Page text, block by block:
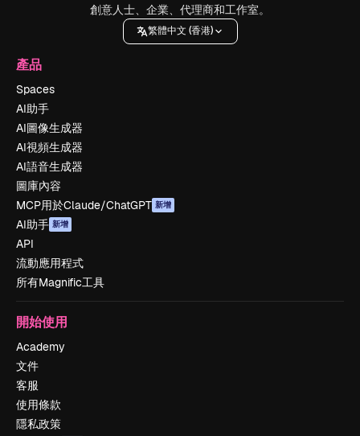
創意人士、企業、代理商和工作室。
繁體中文 (香港)
產品
Spaces
AI助手
AI圖像生成器
AI視頻生成器
AI語音生成器
圖庫內容
MCP用於Claude/ChatGPT 新增
AI助手 新增
API
流動應用程式
所有Magnific工具
開始使用
Academy
文件
客服
使用條款
隱私政策